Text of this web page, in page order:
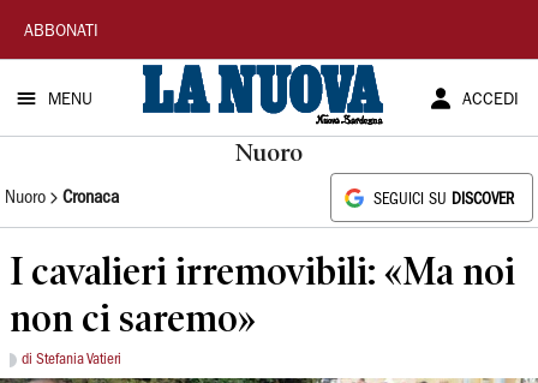
La
Nuova
Sardegna
ABBONATI
MENU ACCEDI
Nuoro
Nuoro Cronaca SEGUICI SU DISCOVER
I cavalieri irremovibili: «Ma noi
non ci saremo»
di Stefania Vatieri